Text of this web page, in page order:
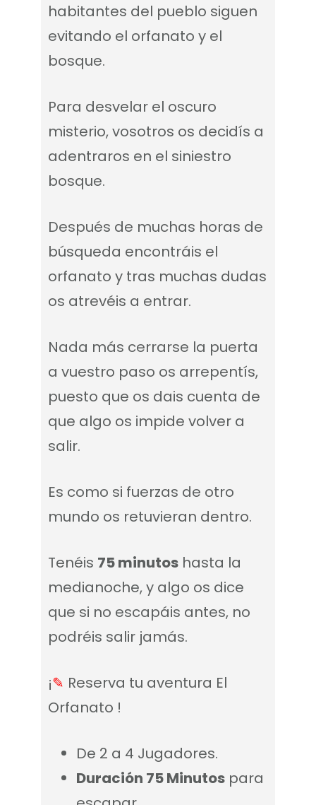
habitantes del pueblo siguen
evitando el orfanato y el
bosque.
Para desvelar el oscuro
misterio, vosotros os decidís a
adentraros en el siniestro
bosque.
Después de muchas horas de
búsqueda encontráis el
orfanato y tras muchas dudas
os atrevéis a entrar.
Nada más cerrarse la puerta
a vuestro paso os arrepentís,
puesto que os dais cuenta de
que algo os impide volver a
salir.
Es como si fuerzas de otro
mundo os retuvieran dentro.
Tenéis 75 minutos hasta la
medianoche, y algo os dice
que si no escapáis antes, no
podréis salir jamás.
¡✎ Reserva tu aventura El
Orfanato !
De 2 a 4 Jugadores.
Duración 75 Minutos para